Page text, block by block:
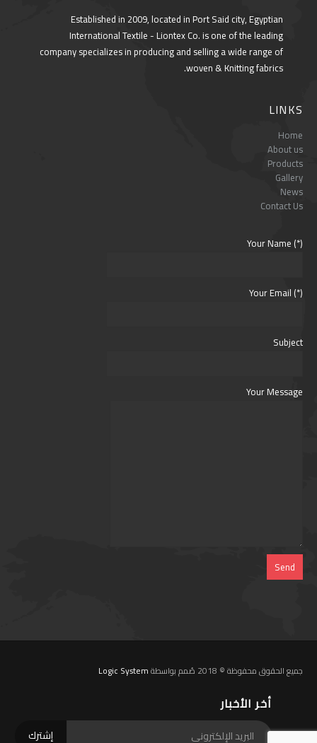
Established in 2009, located in Port Said city, Egyptian
International Textile - Liontex Co. is one of the leading
company specializes in producing and selling a wide range of
woven & Knitting fabrics.
LINKS
Home
About us
Products
Gallery
News
Contact Us
Your Name (*)
Your Email (*)
Subject
Your Message
جميع الحقوق محفوظة © 2018 صُمم بواسطة Logic System
أخر الأخبار